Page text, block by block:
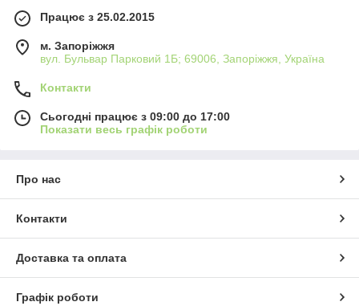
Працює з 25.02.2015
м. Запоріжжя
вул. Бульвар Парковий 1Б; 69006, Запоріжжя, Україна
Контакти
Сьогодні працює з 09:00 до 17:00
Показати весь графік роботи
Про нас
Контакти
Доставка та оплата
Графік роботи